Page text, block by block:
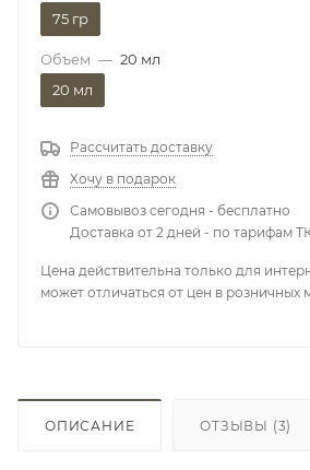
75 гр
Объем — 20 мл
20 мл
Рассчитать доставку
Хочу в подарок
Самовывоз сегодня - бесплатно
Доставка от 2 дней - по тарифам
Цена действительна только для
может отличаться от цен в розничных
ОПИСАНИЕ ОТЗЫВЫ (3)